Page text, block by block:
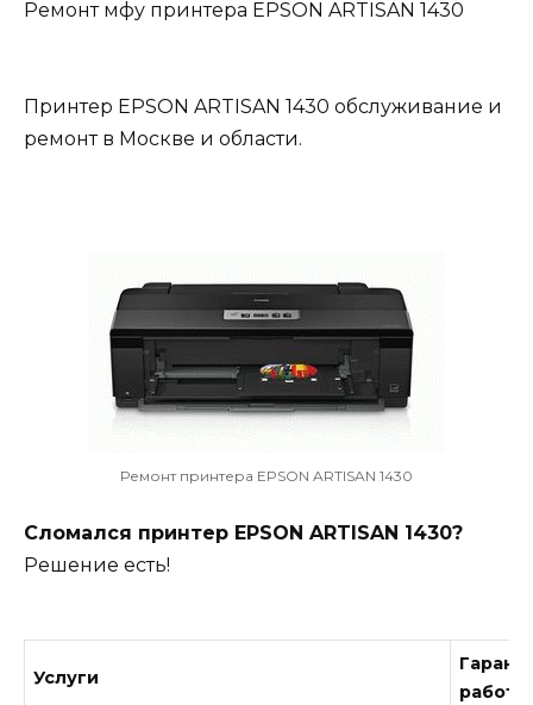
Ремонт мфу принтера EPSON ARTISAN 1430
Принтер EPSON ARTISAN 1430 обслуживание и
ремонт в Москве и области.
Ремонт принтера EPSON ARTISAN 1430
Сломался принтер EPSON ARTISAN 1430?
Решение есть!
Услуги
работу